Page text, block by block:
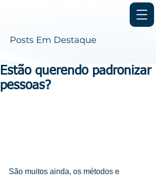
Posts Em Destaque
Estão querendo padronizar
pessoas?
São muitos ainda, os métodos e